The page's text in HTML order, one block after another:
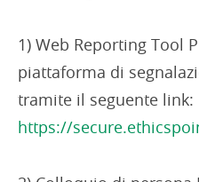
1) Web Reporting Tool
piattaforma di
tramite il seguente link:
https://